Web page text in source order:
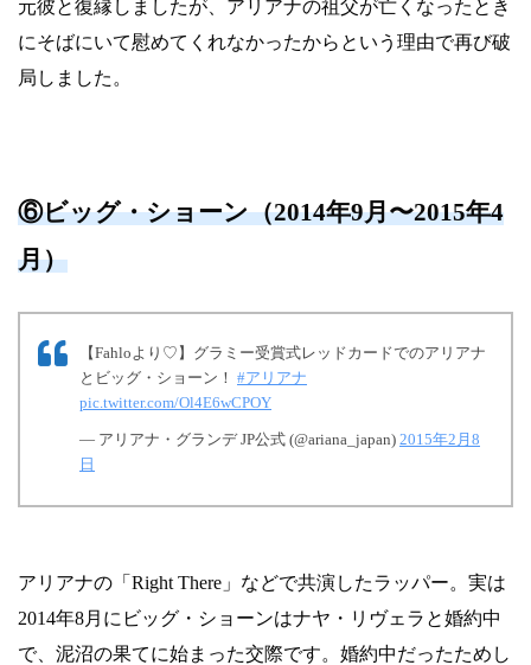
元彼と復縁しましたが、アリアナの祖父が亡くなったとき
にそばにいて慰めてくれなかったからという理由で再び破
局しました。
⑥ビッグ・ショーン（2014年9月〜2015年4
月）
【Fahloより♡】グラミー受賞式レッドカードでのアリアナ
とビッグ・ショーン！ #アリアナ
pic.twitter.com/Ol4E6wCPOY
— アリアナ・グランデ JP公式 (@ariana_japan) 2015年2月8
日
アリアナの「Right There」などで共演したラッパー。実は
2014年8月にビッグ・ショーンはナヤ・リヴェラと婚約中
で、泥沼の果てに始まった交際です。婚約中だったためし